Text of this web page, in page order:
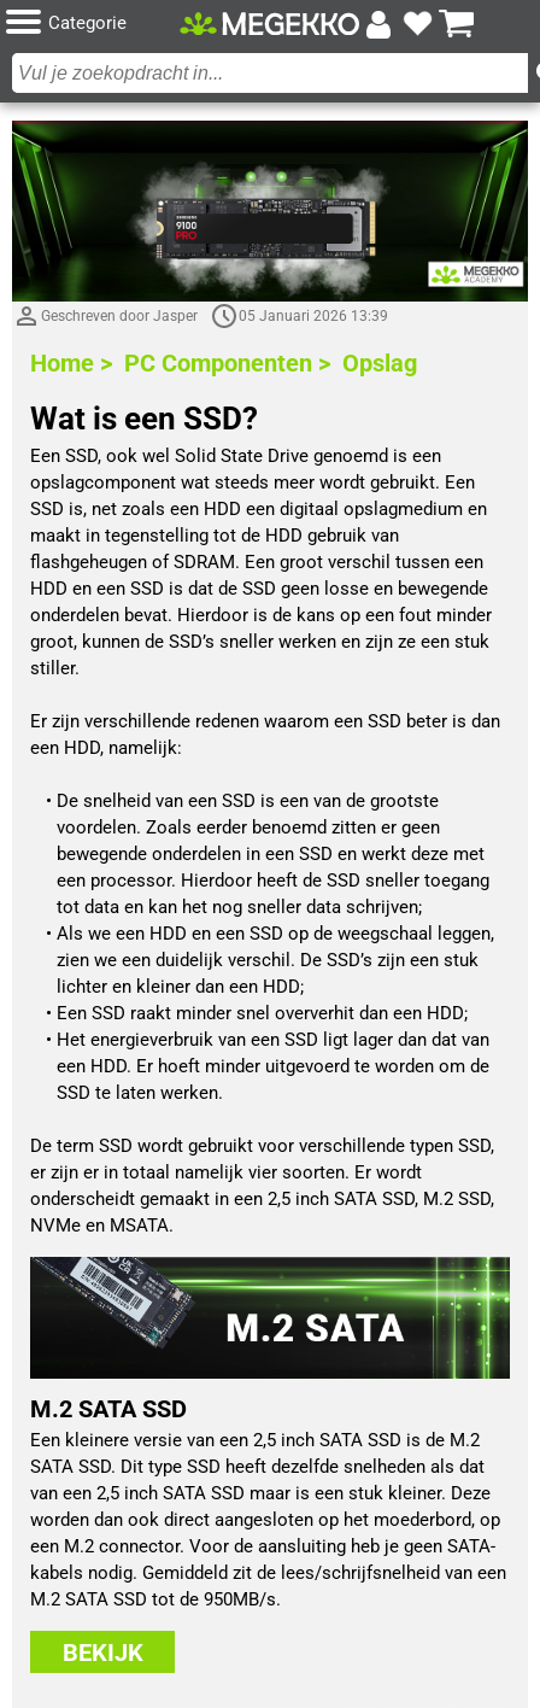
Categorie
Geschreven door Jasper 05 Januari 2026 13:39
Home > PC Componenten > Opslag
Wat is een SSD?
Een SSD, ook wel Solid State Drive genoemd is een
opslagcomponent wat steeds meer wordt gebruikt. Een
SSD is, net zoals een HDD een digitaal opslagmedium en
maakt in tegenstelling tot de HDD gebruik van
flashgeheugen of SDRAM. Een groot verschil tussen een
HDD en een SSD is dat de SSD geen losse en bewegende
onderdelen bevat. Hierdoor is de kans op een fout minder
groot, kunnen de SSD’s sneller werken en zijn ze een stuk
stiller.
Er zijn verschillende redenen waarom een SSD beter is dan
een HDD, namelijk:
De snelheid van een SSD is een van de grootste
voordelen. Zoals eerder benoemd zitten er geen
bewegende onderdelen in een SSD en werkt deze met
een processor. Hierdoor heeft de SSD sneller toegang
tot data en kan het nog sneller data schrijven;
Als we een HDD en een SSD op de weegschaal leggen,
zien we een duidelijk verschil. De SSD’s zijn een stuk
lichter en kleiner dan een HDD;
Een SSD raakt minder snel oververhit dan een HDD;
Het energieverbruik van een SSD ligt lager dan dat van
een HDD. Er hoeft minder uitgevoerd te worden om de
SSD te laten werken.
De term SSD wordt gebruikt voor verschillende typen SSD,
er zijn er in totaal namelijk vier soorten. Er wordt
onderscheidt gemaakt in een 2,5 inch SATA SSD, M.2 SSD,
NVMe en MSATA.
M.2 SATA SSD
Een kleinere versie van een 2,5 inch SATA SSD is de M.2
SATA SSD. Dit type SSD heeft dezelfde snelheden als dat
van een 2,5 inch SATA SSD maar is een stuk kleiner. Deze
worden dan ook direct aangesloten op het moederbord, op
een M.2 connector. Voor de aansluiting heb je geen SATA-
kabels nodig. Gemiddeld zit de lees/schrijfsnelheid van een
M.2 SATA SSD tot de 950MB/s.
BEKIJK